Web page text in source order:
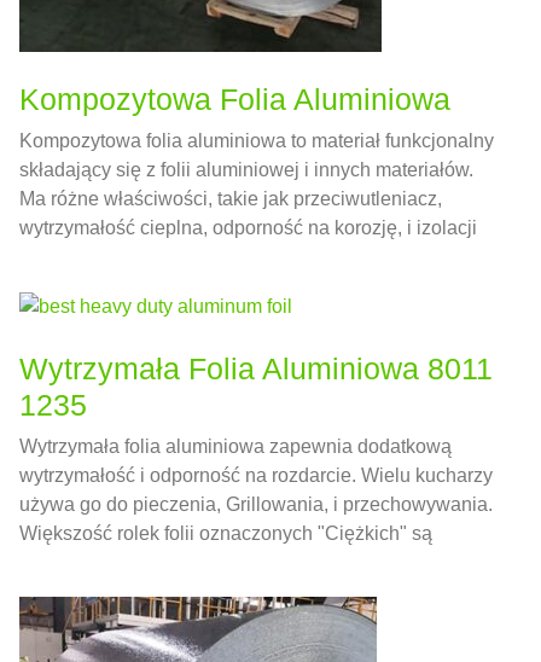
Kompozytowa Folia Aluminiowa
Kompozytowa folia aluminiowa to materiał funkcjonalny
składający się z folii aluminiowej i innych materiałów.
Ma różne właściwości, takie jak przeciwutleniacz,
wytrzymałość cieplna, odporność na korozję, i izolacji
Wytrzymała Folia Aluminiowa 8011
1235
Wytrzymała folia aluminiowa zapewnia dodatkową
wytrzymałość i odporność na rozdarcie. Wielu kucharzy
używa go do pieczenia, Grillowania, i przechowywania.
Większość rolek folii oznaczonych "Ciężkich" są
krajowych